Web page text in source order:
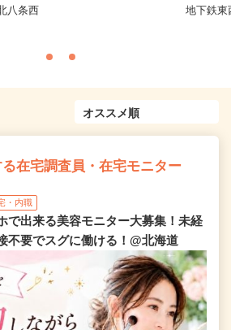
八条西
地下鉄東
在宅調査員・在宅モニター
・内職
で出来る美容モニター大募集！未経
不要でスグに働ける！@北海道